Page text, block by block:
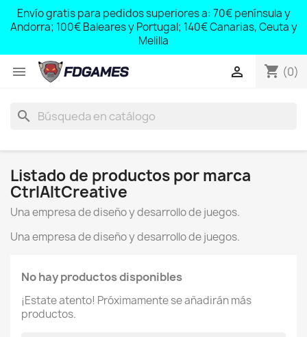
Envío gratis para pedidos superiores a: 70€ península y
Andorra; 100€ Baleares y Portugal; 140€ Canarias, Ceuta y
Melilla
 shopping_cart (0)

search
Listado de productos por marca
CtrlAltCreative
Una empresa de diseño y desarrollo de juegos.
Una empresa de diseño y desarrollo de juegos.
No hay productos disponibles
¡Estate atento! Próximamente se añadirán más
productos.